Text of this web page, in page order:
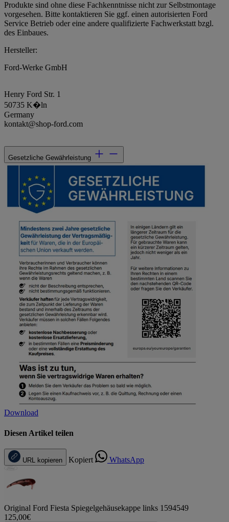
Produkte sind ohne diese Fachkenntnisse nicht zur Selbstmontage
vorgesehen. Bitte kontaktieren Sie ggf. einen autorisierten Ford
Service Betrieb oder eine andere qualifizierte Fachwerkstatt bzgl.
des Einbaues.
Hersteller:
Ford-Werke GmbH
Henry Ford Str. 1
50735 K�ln
Germany
kontakt@shop-ford.com
Gesetzliche Gewährleistung
Download
Diesen Artikel teilen
URL kopieren Kopiert WhatsApp
Original Ford Fiesta Spiegelgehäusekappe links 1594549
125,00€